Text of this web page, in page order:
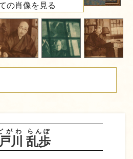
川
がわ
乱歩
らんぽ
の肖像を見る